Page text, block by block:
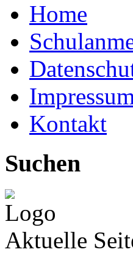
Home
Kontakt
Suchen
Aktuelle